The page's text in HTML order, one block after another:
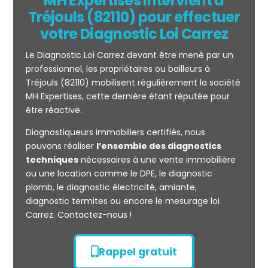
Mesurage
CARREZ
Tréjouls (82110) pour effectuer
votre Diagnostic Loi Carrez
Le Diagnostic Loi Carrez devant être mené par un
professionnel, les propriétaires ou bailleurs à
Tréjouls (82110) mobilisent régulièrement la société
MH Expertises, cette dernière étant réputée pour
être réactive.
Diagnostiqueurs immobiliers certifiés, nous
pouvons réaliser l’ensemble des diagnostics
techniquesnécessaires à une vente immobilière
ou une location comme le DPE, le diagnostic
plomb, le diagnostic électricité, amiante,
diagnostic termites ou encore le mesurage loi
Carrez. Contactez-nous !
Rappel gratuit